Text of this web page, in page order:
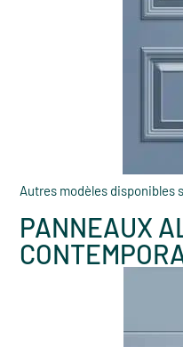
Autres modèles disponibles
PANNEAUX